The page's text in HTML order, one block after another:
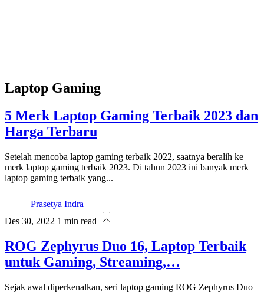
Laptop Gaming
5 Merk Laptop Gaming Terbaik 2023 dan
Harga Terbaru
Setelah mencoba laptop gaming terbaik 2022, saatnya beralih ke
merk laptop gaming terbaik 2023. Di tahun 2023 ini banyak merk
laptop gaming terbaik yang...
Prasetya Indra
Des 30, 2022 1 min read
ROG Zephyrus Duo 16, Laptop Terbaik
untuk Gaming, Streaming,…
Sejak awal diperkenalkan, seri laptop gaming ROG Zephyrus Duo